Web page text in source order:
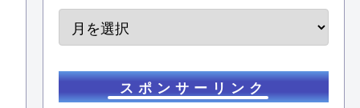
スポンサーリンク